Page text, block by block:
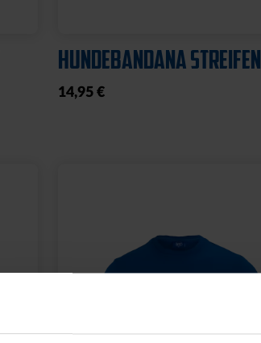
HUNDEBANDANA STREIFEN
14,95 €